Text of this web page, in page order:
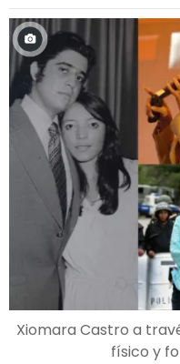
Xiomara Castro a
físico y